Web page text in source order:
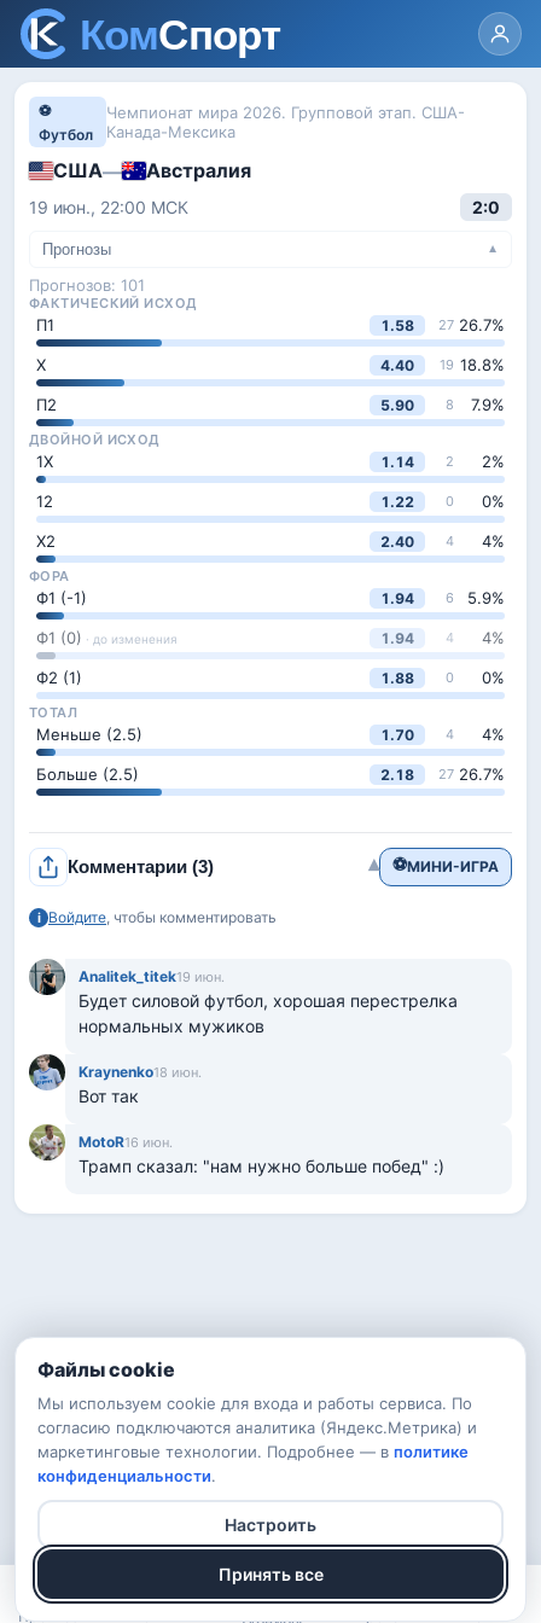
Файлы cookie
Мы используем cookie для входа и работы сервиса. По
согласию подключаются аналитика (Яндекс.Метрика) и
маркетинговые технологии. Подробнее — в политике
конфиденциальности.
Настроить
Принять все
⚽
Футбол
Чемпионат мира 2026. Групповой этап. США-
Канада-Мексика
США— Австралия
19 июн., 22:00 МСК 2:0
Прогнозы ▼
Прогнозов: 101
ФАКТИЧЕСКИЙ ИСХОД
П1 1.58 27 26.7%
Х 4.40 19 18.8%
П2 5.90 8 7.9%
ДВОЙНОЙ ИСХОД
1Х 1.14 2 2%
12 1.22 0 0%
Х2 2.40 4 4%
ФОРА
Ф1 (-1) 1.94 6 5.9%
Ф1 (0) · до изменения 1.94 4 4%
Ф2 (1) 1.88 0 0%
ТОТАЛ
Меньше (2.5) 1.70 4 4%
Больше (2.5) 2.18 27 26.7%
⚽МИНИ-ИГРА
Комментарии (3) ▾
i Войдите, чтобы комментировать
Analitek_titek19 июн.
Будет силовой футбол, хорошая перестрелка
нормальных мужиков
Kraynenko18 июн.
Вот так
MotoR16 июн.
Трамп сказал: "нам нужно больше побед" :)
Прогнозы Рейтинг Арена Войти